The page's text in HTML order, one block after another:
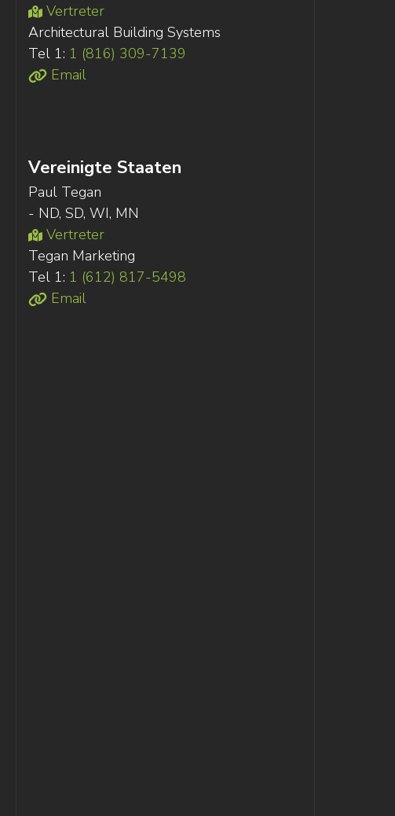
Vertreter
Architectural Building Systems
Tel 1: 1 (816) 309-7139
Email
Vereinigte Staaten
Paul Tegan
- ND, SD, WI, MN
Vertreter
Tegan Marketing
Tel 1: 1 (612) 817-5498
Email